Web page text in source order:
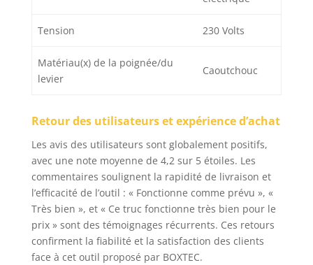
avec ou sans disque.
que vous ayez besoin
de béton, des pavés
ou d'autres matériaux,
tâche avec facilité.
indispensable pour les
entrepreneurs, les
artisans et les
bricoleurs.
Tension 230 Volts
Matériau(x) de la poignée/du
levier
Caoutchouc
Retour des utilisateurs et expérience d’achat
Les avis des utilisateurs sont globalement positifs,
avec une note moyenne de 4,2 sur 5 étoiles. Les
commentaires soulignent la rapidité de livraison et
l’efficacité de l’outil : « Fonctionne comme prévu », «
Très bien », et « Ce truc fonctionne très bien pour le
prix » sont des témoignages récurrents. Ces retours
confirment la fiabilité et la satisfaction des clients
face à cet outil proposé par BOXTEC.